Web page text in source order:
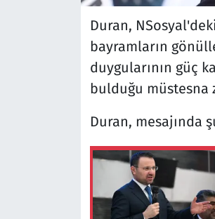
Duran,
bayramların
duygularının güç
bulduğu
Duran, mesajında